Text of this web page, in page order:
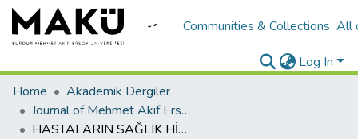
Communities & Collections All
Log In
Home
Akademik Dergiler
Journal of Mehmet Akif Ersoy University Economics and Administrative Sciences Faculty
HASTALARIN SAĞLIK HİZMETİ KALİTESİ BEKLENTİLERİ VE ALGILAMALARI ÜZERİNE BİR ARAŞTIRMA